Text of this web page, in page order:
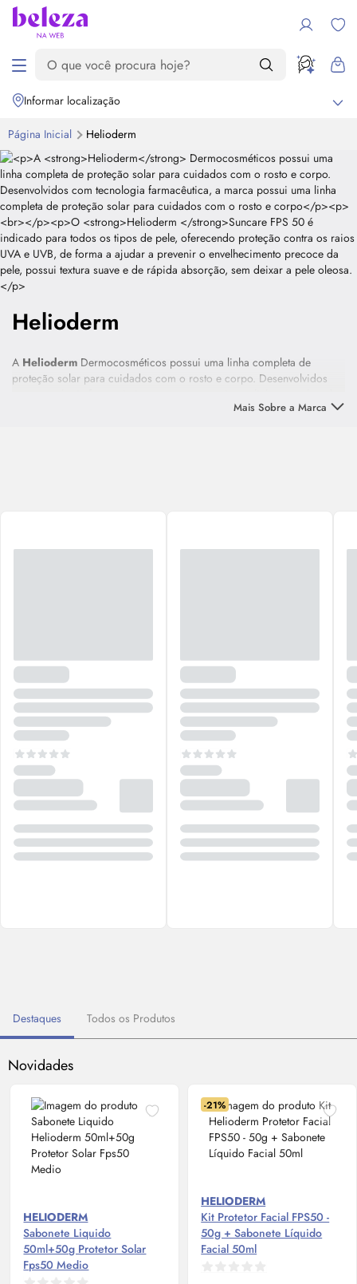
Informar localização
Página Inicial Helioderm
Helioderm
A Helioderm Dermocosméticos possui uma linha completa de
proteção solar para cuidados com o rosto e corpo. Desenvolvidos
proteção solar para cuidados com o rosto e corpoMais Sobre a Marca
Destaques Todos os Produtos
Novidades
HELIODERM
Sabonete Liquido
50ml+50g Protetor Solar
Fps50 Medio
-21%
HELIODERM
Kit Protetor Facial FPS50 -
50g + Sabonete Líquido
Facial 50ml